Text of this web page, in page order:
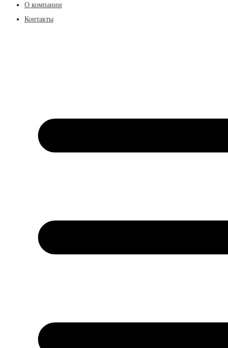
О компании
Контакты